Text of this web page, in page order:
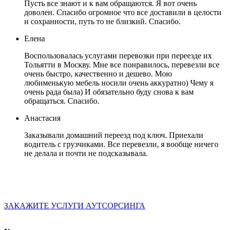
Пусть все знают и к вам обращаются. Я вот очень
доволен. Спасибо огромное что все доставили в целости
и сохранности, путь то не близкий. Спасибо.
Елена
Воспользовалась услугами перевозки при переезде их
Тольятти в Москву. Мне все понравилось, перевезли все
очень быстро, качественно и дешево. Мою
любименькую мебель носили очень аккуратно) Чему я
очень рада была) И обязательно буду снова к вам
обращаться. Спасибо.
Анастасия
Заказывали домашний переезд под ключ. Приехали
водитель с грузчиками. Все перевезли, я вообще ничего
не делала и почти не подсказывала.
ЗАКАЖИТЕ УСЛУГИ АУТСОРСИНГА